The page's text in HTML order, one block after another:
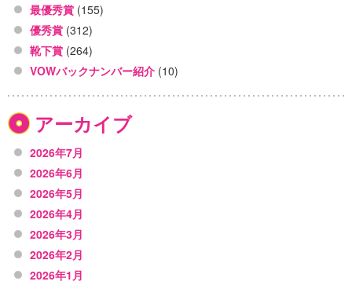
最優秀賞 (155)
優秀賞 (312)
靴下賞 (264)
VOWバックナンバー紹介 (10)
アーカイブ
2026年7月
2026年6月
2026年5月
2026年4月
2026年3月
2026年2月
2026年1月